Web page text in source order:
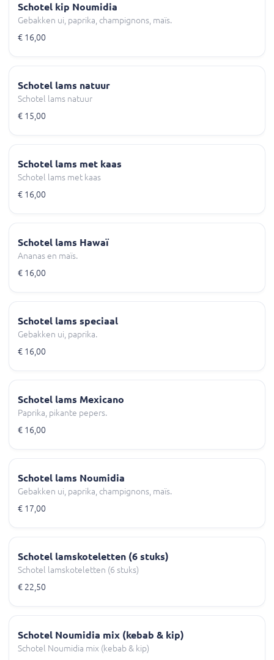
Schotel kip Noumidia
Gebakken ui, paprika, champignons, maïs.
€ 16,00
Schotel lams natuur
Schotel lams natuur
€ 15,00
Schotel lams met kaas
Schotel lams met kaas
€ 16,00
Schotel lams Hawaï
Ananas en maïs.
€ 16,00
Schotel lams speciaal
Gebakken ui, paprika.
€ 16,00
Schotel lams Mexicano
Paprika, pikante pepers.
€ 16,00
Schotel lams Noumidia
Gebakken ui, paprika, champignons, maïs.
€ 17,00
Schotel lamskoteletten (6 stuks)
Schotel lamskoteletten (6 stuks)
€ 22,50
Schotel Noumidia mix (kebab & kip)
Schotel Noumidia mix (kebab & kip)